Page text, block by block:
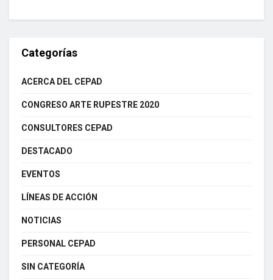
Categorías
ACERCA DEL CEPAD
CONGRESO ARTE RUPESTRE 2020
CONSULTORES CEPAD
DESTACADO
EVENTOS
LÍNEAS DE ACCIÓN
NOTICIAS
PERSONAL CEPAD
SIN CATEGORÍA